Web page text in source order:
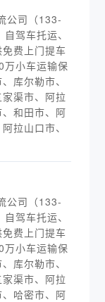
公司（133-
驾车托运、
费上门提车
万小车运输保
库尔勒市、
渠市、阿拉
和田市、阿
拉山口市、
公司（133-
驾车托运、
费上门提车
万小车运输保
库尔勒市、
渠市、阿拉
哈密市、阿